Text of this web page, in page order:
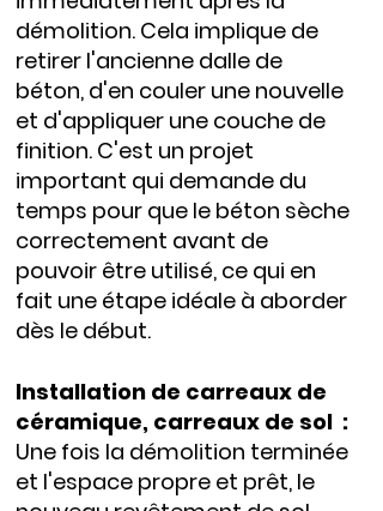
démolition. Cela implique de
retirer l'ancienne dalle de
béton, d'en couler une nouvelle
et d'appliquer une couche de
finition. C'est un projet
important qui demande du
temps pour que le béton sèche
correctement avant de
pouvoir être utilisé, ce qui en
fait une étape idéale à aborder
dès le début.
Installation de carreaux de
céramique, carreaux de sol :
Une fois la démolition terminée
et l'espace propre et prêt, le